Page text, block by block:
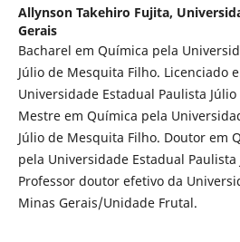
Allynson Takehiro Fujita,
Gerais
Bacharel em Química pela
Júlio de Mesquita Filho. Licenciado
Universidade Estadual Paulista
Mestre em Química pela
Júlio de Mesquita Filho. Doutor em
pela Universidade Estadual
Professor doutor efetivo da
Minas Gerais/Unidade Frutal.